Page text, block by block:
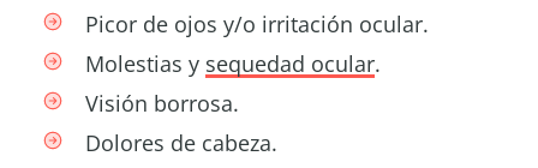
Picor de ojos y/o irritación ocular.
Molestias y sequedad ocular.
Visión borrosa.
Dolores de cabeza.